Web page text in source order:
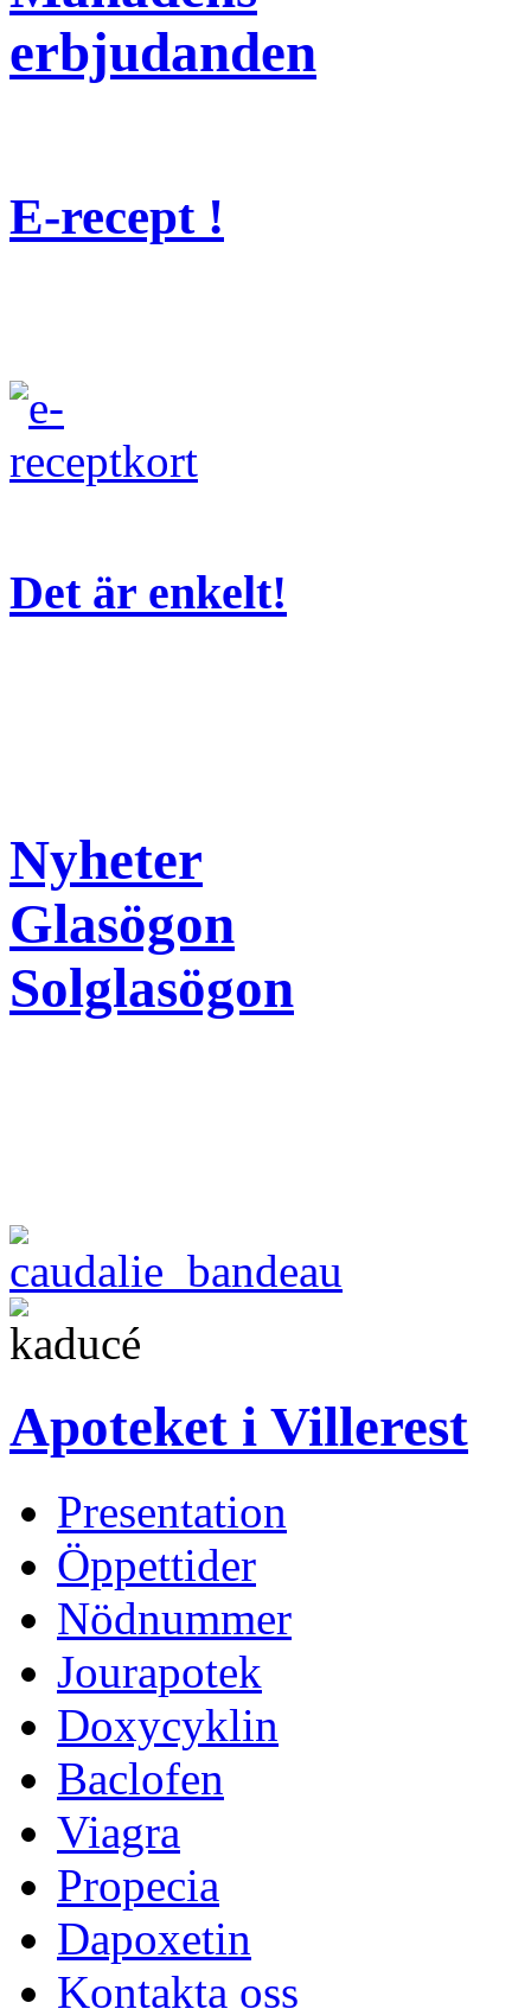
erbjudanden
E-recept !
Det är enkelt!
Nyheter
Glasögon
Solglasögon
Apoteket i Villerest
Presentation
Öppettider
Nödnummer
Jourapotek
Doxycyklin
Baclofen
Viagra
Propecia
Dapoxetin
Kontakta oss